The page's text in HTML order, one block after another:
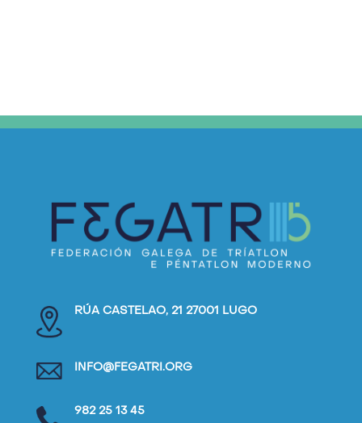
RÚA CASTELAO, 21 27001 LUGO
INFO@FEGATRI.ORG
982 25 13 45